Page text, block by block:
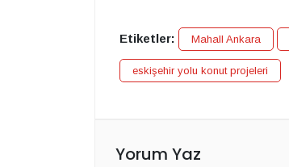
Etiketler: Mahall Ankara
eskişehir yolu konut projeleri
Yorum Yaz